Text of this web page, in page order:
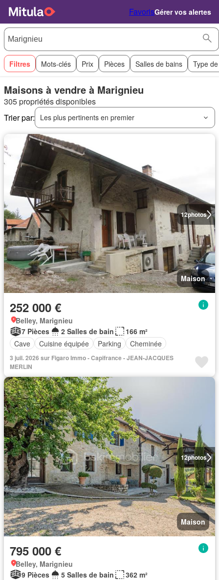
FavorisGérer vos alertes
Filtres Mots-clés Prix Pièces Salles de bains Type
Maisons à vendre à Marignieu
305 propriétés disponibles
Trier par:
Les plus pertinents en premier
12photos
Maison
252 000 €
Belley, Marignieu
7 Pièces
2 Salles de bain
166 m²
Cave
Cuisine équipée Parking Cheminée
3 juil. 2026 sur Figaro Immo - Capifrance - JEAN-JACQUES
MERLIN
12photos
Maison
795 000 €
Belley, Marignieu
9 Pièces
5 Salles de bain 362 m²